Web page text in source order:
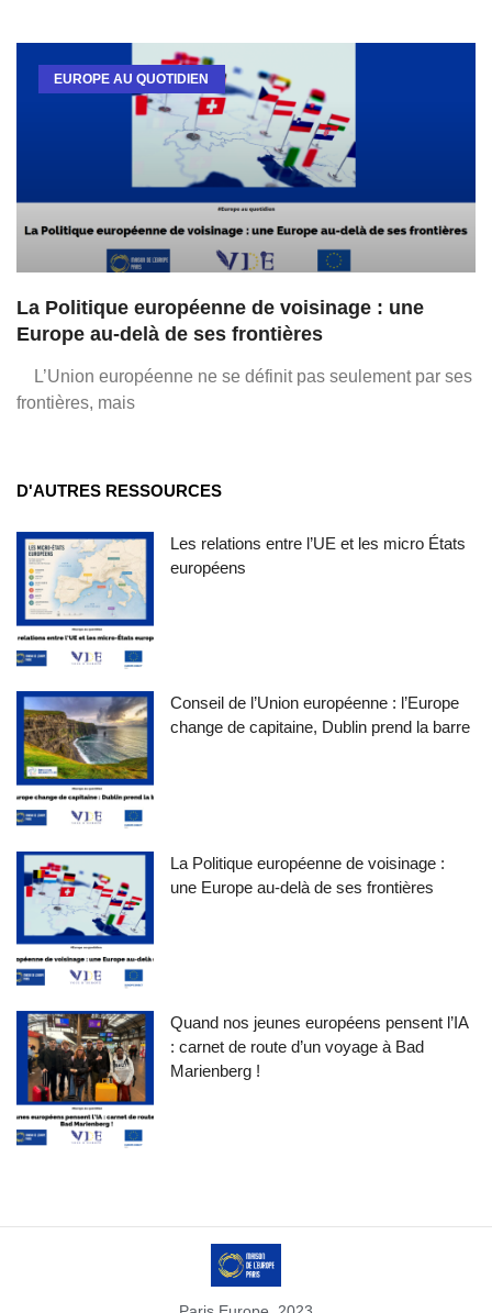
EUROPE AU QUOTIDIEN
La Politique européenne de voisinage : une
Europe au-delà de ses frontières
L’Union européenne ne se définit pas seulement par ses
frontières, mais
D'AUTRES RESSOURCES
Les relations entre l’UE et les micro États
européens
Conseil de l’Union européenne : l’Europe
change de capitaine, Dublin prend la barre
La Politique européenne de voisinage :
une Europe au-delà de ses frontières
Quand nos jeunes européens pensent l’IA
: carnet de route d’un voyage à Bad
Marienberg !